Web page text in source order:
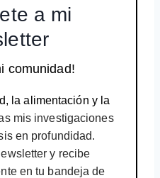
a mi
comunidad!
la alimentación y la
mis investigaciones
en profundidad.
y recibe
en tu bandeja de